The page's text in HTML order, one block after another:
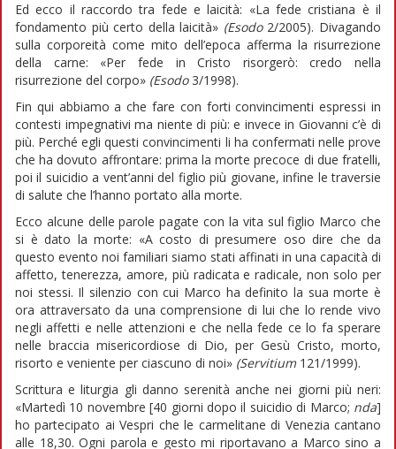
Ed ecco il raccordo tra fede e laicità: «La fede cristiana è il
fondamento più certo della laicità» (Esodo2/2005). Divagando
sulla corporeità come mito dell’epoca afferma la risurrezione
della carne: «Per fede in Cristo risorgerò: credo nella
risurrezione del corpo» (Esodo3/1998).
Fin qui abbiamo a che fare con forti convincimenti espressi in
contesti impegnativi ma niente di più: e invece in Giovanni c’è di
più. Perché egli questi convincimenti li ha confermati nelle prove
che ha dovuto affrontare: prima la morte precoce di due fratelli,
poi il suicidio a vent’anni del figlio più giovane, infine le traversie
di salute che l’hanno portato alla morte.
Ecco alcune delle parole pagate con la vita sul figlio Marco che
si è dato la morte: «A costo di presumere oso dire che da
questo evento noi familiari siamo stati affinati in una capacità di
affetto, tenerezza, amore, più radicata e radicale, non solo per
noi stessi. Il silenzio con cui Marco ha definito la sua morte è
ora attraversato da una comprensione di lui che lo rende vivo
negli affetti e nelle attenzioni e che nella fede ce lo fa sperare
nelle braccia misericordiose di Dio, per Gesù Cristo, morto,
risorto e veniente per ciascuno di noi» (Servitium121/1999).
Scrittura e liturgia gli danno serenità anche nei giorni più neri:
«Martedì 10 novembre [40 giorni dopo il suicidio di Marco; nda]
ho partecipato ai Vespri che le carmelitane di Venezia cantano
alle 18,30. Ogni parola e gesto mi riportavano a Marco sino a